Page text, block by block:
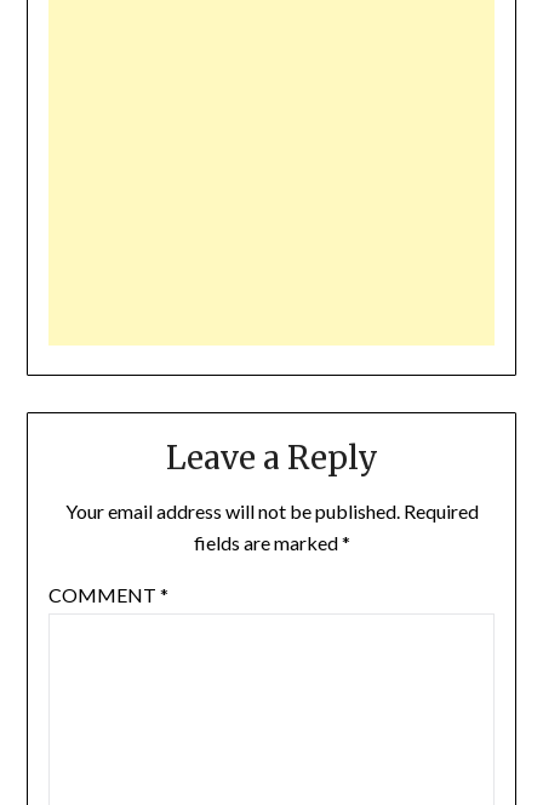
Leave a Reply
Your email address will not be published. Required
fields are marked*
COMMENT *